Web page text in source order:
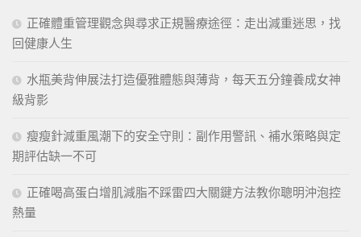
正確體重管理觀念與尋求正規醫療途徑：走出減重迷思，找
回健康人生
水瓶美背伸展法打造優雅體態與薄背，每天五分鐘養成女神
級背影
瘦瘦針減重風潮下的安全守則：副作用警訊、補水策略與定
期評估缺一不可
正確喝高蛋白增肌減脂不踩雷四大關鍵方法教你聰明沖泡控
熱量